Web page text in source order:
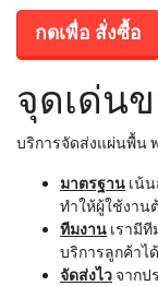
กดเพื่อ สั่งซื้อ
จุดเด่นข
บริการจัดส่งแผ่นพื้น
มาตรฐาน เน้
ทำให้ผู้ใช้งาน
ทีมงาน เรามี
บริการลูกค้าไ
จัดส่งไว จากป